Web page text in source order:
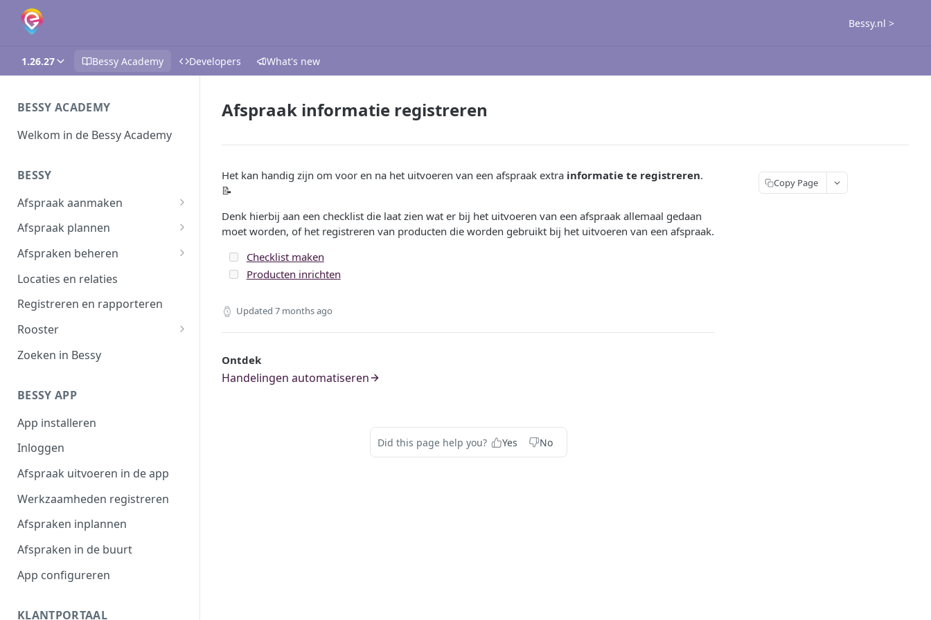
Bessy.nl >
1.26.27 Bessy Academy Developers What's new
BESSY ACADEMY
Welkom in de Bessy Academy
BESSY
Afspraak aanmaken
Afspraak aanmaken
Afspraken importeren
Afspraak plannen
Inplannen
Planning wijzigen
Plannen in batch
Afspraken beheren
Afspraak verwerken
Planbord
Filteroverzicht
Afspraaktoegang
Locaties en relaties
Registreren en rapporteren
Rooster
Werktijden
Plannen in beschikbaarheid
Shifts
Zoeken in Bessy
BESSY APP
App installeren
Inloggen
Afspraak uitvoeren in de app
Werkzaamheden registreren
Afspraken inplannen
Afspraken in de buurt
App configureren
KLANTPORTAAL
Afspraak informatie registreren
Het kan handig zijn om voor en na het uitvoeren van een afspraak extra informatie te registreren.
📝
Denk hierbij aan een checklist die laat zien wat er bij het uitvoeren van een afspraak allemaal gedaan
moet worden, of het registreren van producten die worden gebruikt bij het uitvoeren van een afspraak.
Checklist maken
Producten inrichten
Updated 7 months ago
Ontdek
Handelingen automatiseren
Did this page help you? Yes No
Copy Page